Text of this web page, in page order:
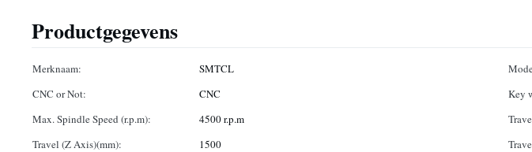
Productgegevens
Merknaam: SMTCL
CNC or Not:
CNC Key
Max. Spindle Speed (r.p.m):
4500 r.p.m
Travel (Z Axis)(mm):
1500